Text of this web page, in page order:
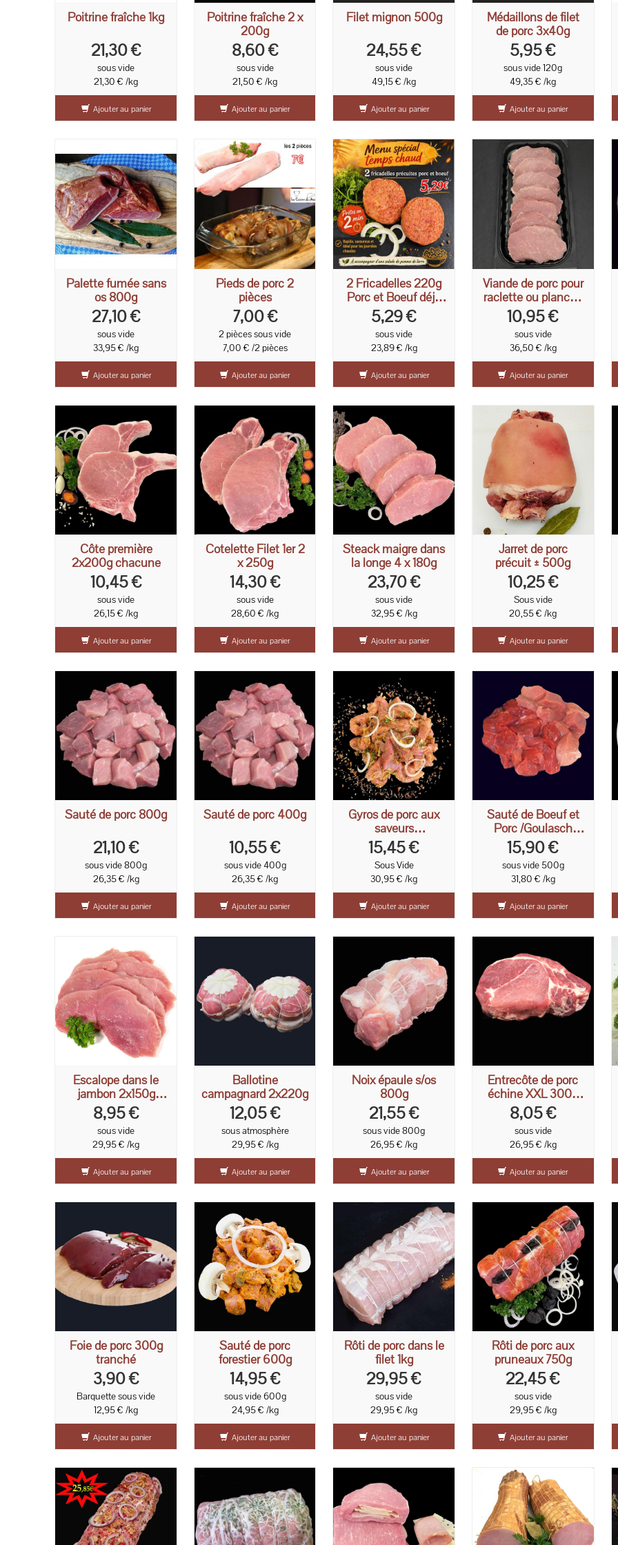
Poitrine fraîche 1kg
21,30 €
sous vide
21,30 € /kg
Ajouter au panier
Poitrine fraîche 2 x
200g
8,60 €
sous vide
21,50 € /kg
Ajouter au panier
Filet mignon 500g
24,55 €
sous vide
49,15 € /kg
Ajouter au panier
Médaillons de filet
de porc 3x40g
5,95 €
sous vide 120g
49,35 € /kg
Ajouter au panier
Palette fumée sans
os 800g
27,10 €
sous vide
33,95 € /kg
Ajouter au panier
Pieds de porc 2
pièces
7,00 €
2 pièces sous vide
7,00 € /2 pièces
Ajouter au panier
2 Fricadelles 220g
Porc et Boeuf déjà
frite et épicée
5,29 €
sous vide
23,89 € /kg
Ajouter au panier
Viande de porc pour
raclette ou plancha
300g
10,95 €
sous vide
36,50 € /kg
Ajouter au panier
Côte première
2x200g chacune
10,45 €
sous vide
26,15 € /kg
Ajouter au panier
Cotelette Filet 1er 2
x 250g
14,30 €
sous vide
28,60 € /kg
Ajouter au panier
Steack maigre dans
la longe 4 x 180g
23,70 €
sous vide
32,95 € /kg
Ajouter au panier
Jarret de porc
précuit ± 500g
10,25 €
Sous vide
20,55 € /kg
Ajouter au panier
Sauté de porc 800g
21,10 €
sous vide 800g
26,35 € /kg
Ajouter au panier
Sauté de porc 400g
10,55 €
sous vide 400g
26,35 € /kg
Ajouter au panier
Gyros de porc aux
saveurs
méditerranéennes
15,45 €
Sous Vide
30,95 € /kg
Ajouter au panier
Sauté de Boeuf et
Porc /Goulasch
500g
15,90 €
sous vide 500g
31,80 € /kg
Ajouter au panier
Escalope dans le
jambon 2x150g
chacune
8,95 €
sous vide
29,95 € /kg
Ajouter au panier
Ballotine
campagnard 2x220g
12,05 €
sous atmosphère
29,95 € /kg
Ajouter au panier
Noix épaule s/os
800g
21,55 €
sous vide 800g
26,95 € /kg
Ajouter au panier
Entrecôte de porc
échine XXL 300g
sans os
8,05 €
sous vide
26,95 € /kg
Ajouter au panier
Foie de porc 300g
tranché
3,90 €
Barquette sous vide
12,95 € /kg
Ajouter au panier
Sauté de porc
forestier 600g
14,95 €
sous vide 600g
24,95 € /kg
Ajouter au panier
Rôti de porc dans le
filet 1kg
29,95 €
sous vide
29,95 € /kg
Ajouter au panier
Rôti de porc aux
pruneaux 750g
22,45 €
sous vide
29,95 € /kg
Ajouter au panier